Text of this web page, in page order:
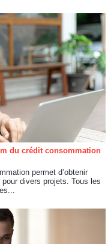
du crédit consommation
permet d’obtenir
divers projets. Tous les